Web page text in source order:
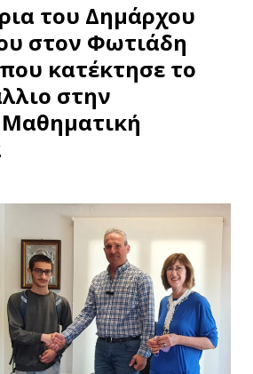
του Δημάρχου
στον Φωτιάδη
κατέκτησε το
στην